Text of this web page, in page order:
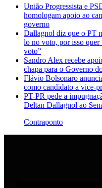
União Progressista e
homologam apoio ao
governo
Dallagnol diz que o PT
lo no voto, por isso quer
voto”
Sandro Alex recebe
chapa para o Governo
Flávio Bolsonaro
como candidato a vice-
PT-PR pede a
Deltan Dallagnol ao
Contraponto